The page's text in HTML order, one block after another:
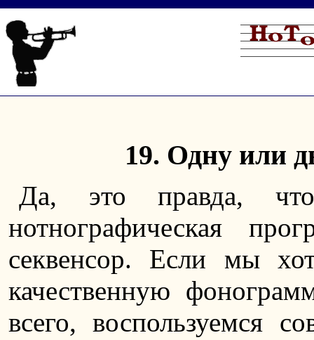
19. Одну или
Да, это правда,
нотнографическая
секвенсор. Если мы
качественную
всего, воспользуемся